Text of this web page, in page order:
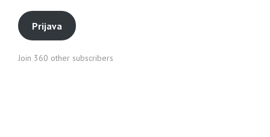
Prijava
Join 360 other subscribers